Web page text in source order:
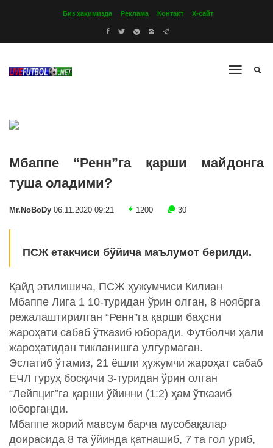
Биз ҳақимизда Реклама Контакт Х-сайт
Мбаппе “Ренн”га қарши майдонга
туша оладими?
Mr.NoBoDy 06.11.2020 09:21 1200 30
ПСЖ етакчиси бўйича маълумот берилди.
Қайд этилишича, ПСЖ ҳужумчиси Килиан
Мбаппе Лига 1 10-туридан ўрин олган, 8 ноябрга
режалаштирилган “Ренн”га қарши баҳсни
жароҳати сабаб ўтказиб юборади. Футболчи ҳали
жароҳатидан тикланишга улгурмаган.
Эслатиб ўтамиз, 21 ёшли ҳужумчи жароҳат сабаб
ЕЧЛ гуруҳ босқичи 3-туридан ўрин олган
“Лейпциг”га қарши ўйинни (1:2) ҳам ўтказиб
юборганди.
Мбаппе жорий мавсум барча мусобақалар
доирасида 8 та ўйинда қатнашиб, 7 та гол уриб,